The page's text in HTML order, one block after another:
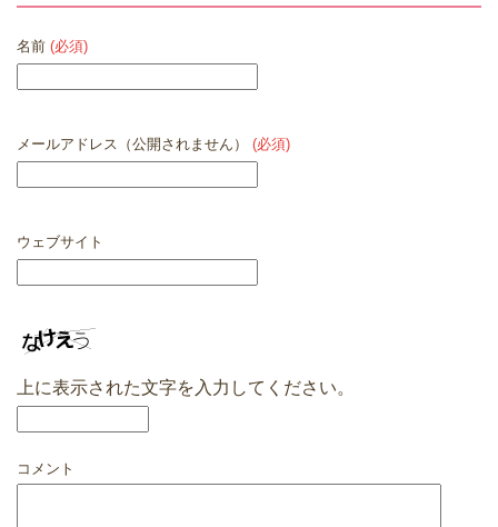
名前 (必須)
メールアドレス（公開されません） (必須)
ウェブサイト
上に表示された文字を入力してください。
コメント